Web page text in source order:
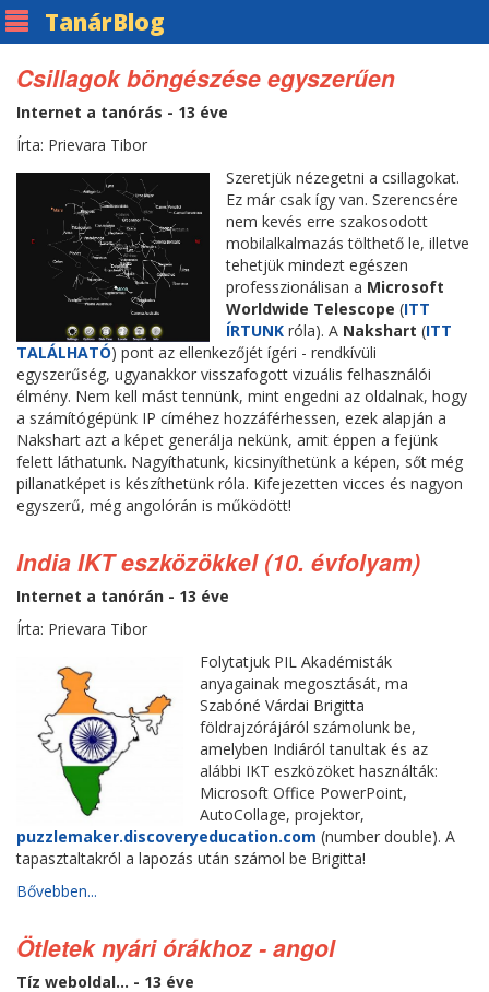
TanárBlog
Csillagok böngészése egyszerűen
Internet a tanórás - 13 éve
Írta: Prievara Tibor
Szeretjük nézegetni a csillagokat.
Ez már csak így van. Szerencsére
nem kevés erre szakosodott
mobilalkalmazás tölthető le, illetve
tehetjük mindezt egészen
professzionálisan a Microsoft
Worldwide Telescope(ITT
ÍRTUNKróla). A Nakshart(ITT
TALÁLHATÓ) pont az ellenkezőjét ígéri - rendkívüli
egyszerűség, ugyanakkor visszafogott vizuális felhasználói
élmény. Nem kell mást tennünk, mint engedni az oldalnak, hogy
a számítógépünk IP címéhez hozzáférhessen, ezek alapján a
Nakshart azt a képet generálja nekünk, amit éppen a fejünk
felett láthatunk. Nagyíthatunk, kicsinyíthetünk a képen, sőt még
pillanatképet is készíthetünk róla. Kifejezetten vicces és nagyon
egyszerű, még angolórán is működött!
India IKT eszközökkel (10. évfolyam)
Internet a tanórán - 13 éve
Írta: Prievara Tibor
Folytatjuk PIL Akadémisták
anyagainak megosztását, ma
Szabóné Várdai Brigitta
földrajzórájáról számolunk be,
amelyben Indiáról tanultak és az
alábbi IKT eszközöket használták:
Microsoft Office PowerPoint,
AutoCollage, projektor,
puzzlemaker.discoveryeducation.com (number double). A
tapasztaltakról a lapozás után számol be Brigitta!
Bővebben...
Ötletek nyári órákhoz - angol
Tíz weboldal... - 13 éve